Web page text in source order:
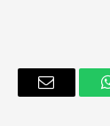
واتساب
البريد